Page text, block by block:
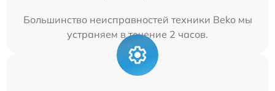
Большинство неисправностей техники Beko мы
устраняем в течение 2 часов.